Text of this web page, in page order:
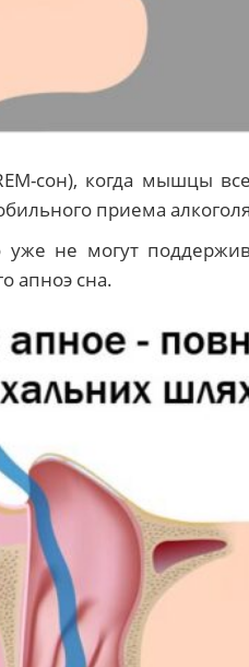
сон), когда мышцы
приема
не могут
апноэ сна.